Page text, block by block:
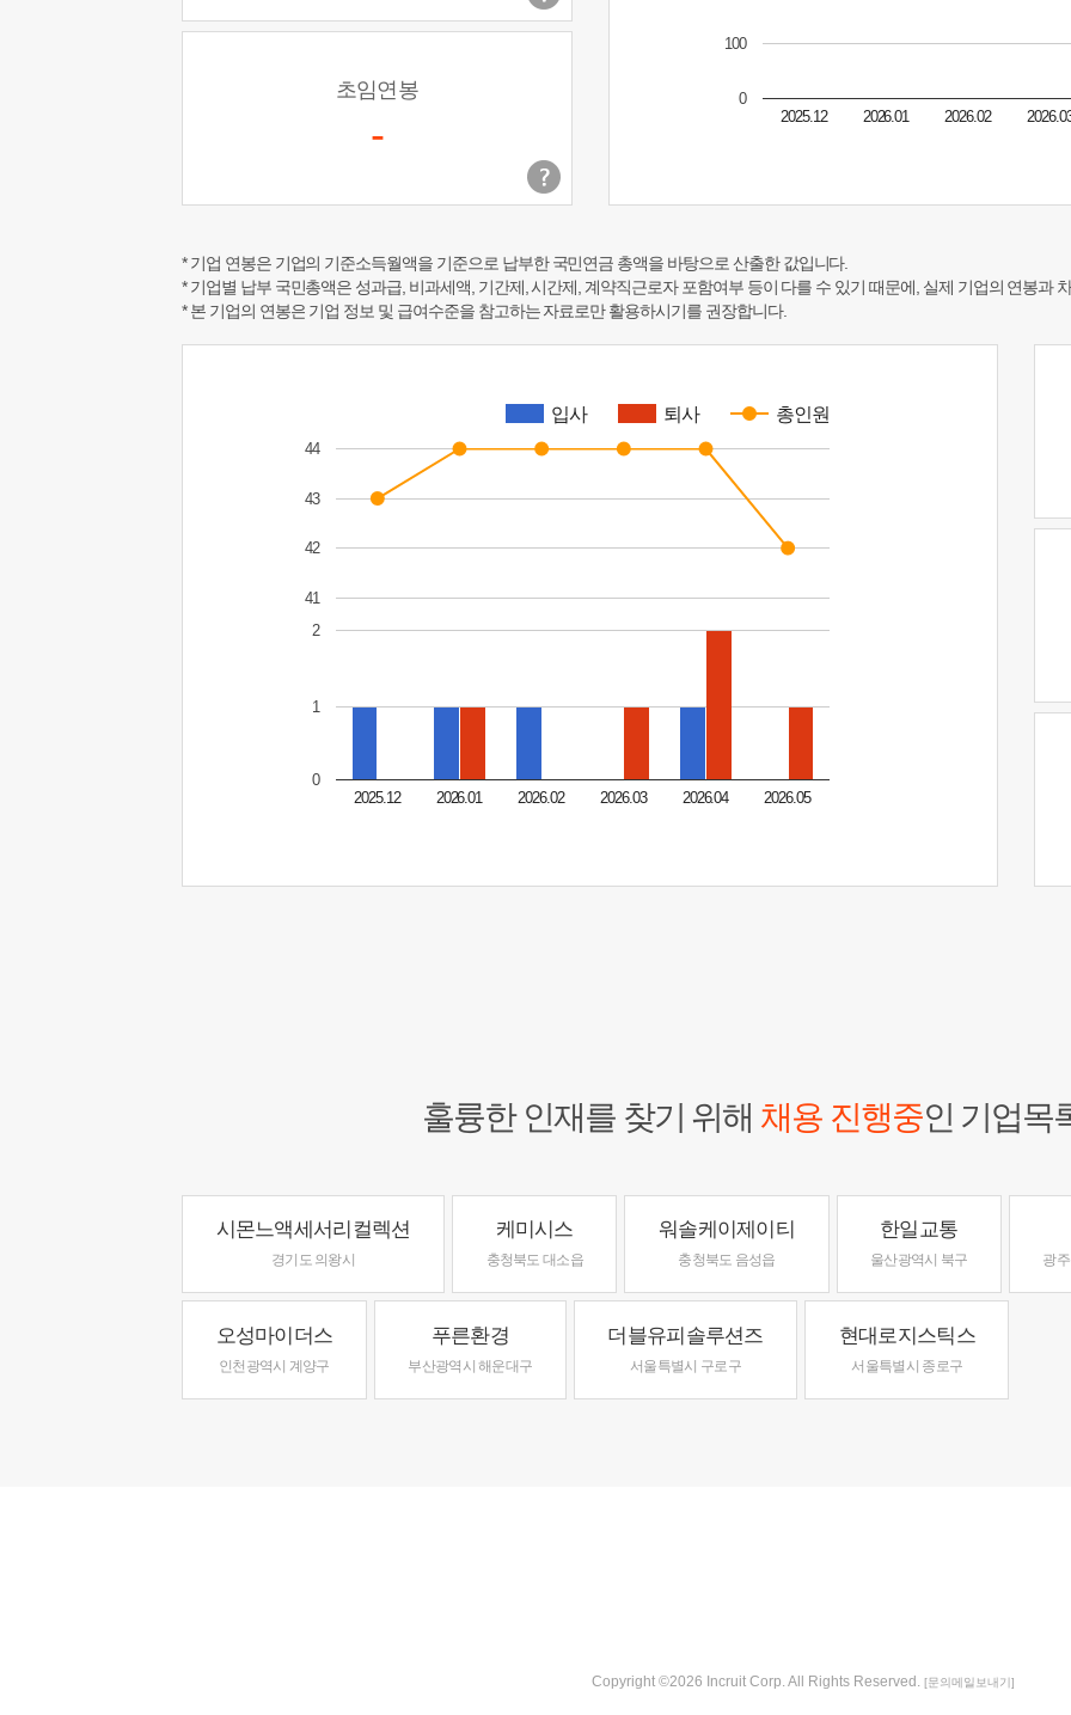
초임연봉
- 2025.12 2026.01 2026.02
0
100
* 기업 연봉은 기업의 기준소득월액을 기준으로 납부한 국민연금 총액을 바탕으로 산출한 값입니다.
* 기업별 납부 국민총액은 성과급, 비과세액, 기간제, 시간제, 계약직근로자 포함여부 등이 다를 수 있기 때문에, 실제 기업의 연봉과
* 본 기업의 연봉은 기업 정보 및 급여수준을 참고하는 자료로만 활용하시기를 권장합니다.
입사 퇴사 총인원
2025.12 2026.01 2026.02 2026.03 2026.04 2026.05
0
1
2
41
42
43
44
훌륭한 인재를 찾기 위해 채용 진행중인 기업목
시몬느액세서리컬렉션
경기도 의왕시
케미시스
충청북도 대소읍
워솔케이제이티
충청북도 음성읍
한일교통
울산광역시 북구 광
오성마이더스
인천광역시 계양구
푸른환경
부산광역시 해운대구
더블유피솔루션즈
서울특별시 구로구
현대로지스틱스
서울특별시 종로구
Copyright ©2026 Incruit Corp. All Rights Reserved. [문의메일보내기]